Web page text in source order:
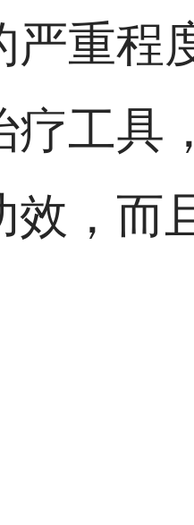
重程
疗工具
效，而